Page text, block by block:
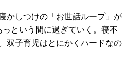
かしつけの「お世話ループ」が
という間に過ぎていく。寝不
双子育児はとにかくハードなの